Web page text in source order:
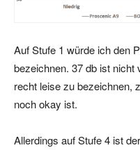
Auf Stufe 1 würde ich den
bezeichnen. 37 db ist nicht
recht leise zu bezeichnen,
noch okay ist.
Allerdings auf Stufe 4 ist